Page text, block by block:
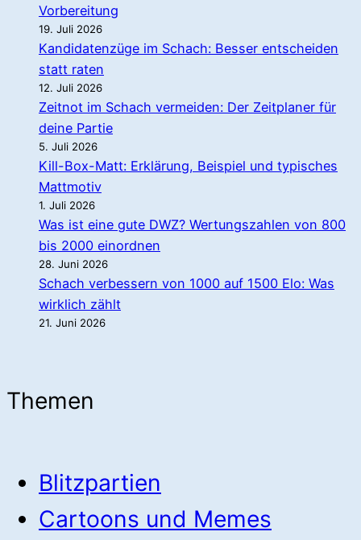
Vorbereitung
19. Juli 2026
Kandidatenzüge im Schach: Besser entscheiden
statt raten
12. Juli 2026
Zeitnot im Schach vermeiden: Der Zeitplaner für
deine Partie
5. Juli 2026
Kill-Box-Matt: Erklärung, Beispiel und typisches
Mattmotiv
1. Juli 2026
Was ist eine gute DWZ? Wertungszahlen von 800
bis 2000 einordnen
28. Juni 2026
Schach verbessern von 1000 auf 1500 Elo: Was
wirklich zählt
21. Juni 2026
Themen
Blitzpartien
Cartoons und Memes